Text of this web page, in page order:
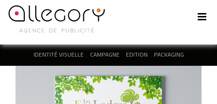
IDENTITÉ VISUELLE CAMPAGNE EDITION PACKAGING